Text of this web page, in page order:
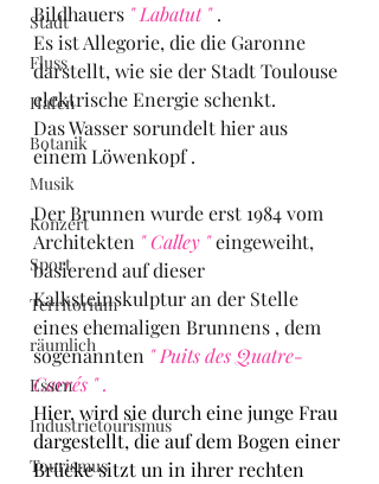
Stadt
Fluss
Hafen
Botanik
Musik
Konzert
Sport
Territorium
räumlich
Essen
Industrietourismus
Tourismus
Bildhauers " Labatut " .
Es ist Allegorie, die die Garonne
darstellt, wie sie der Stadt Toulouse
elektrische Energie schenkt.
Das Wasser sorundelt hier aus
einem Löwenkopf .
Der Brunnen wurde erst 1984 vom
Architekten " Calley " eingeweiht,
basierend auf dieser
Kalksteinskulptur an der Stelle
eines ehemaligen Brunnens , dem
sogenannten " Puits des Quatre-
Carrés " .
Hier, wird sie durch eine junge Frau
dargestellt, die auf dem Bogen einer
Brücke sitzt un in ihrer rechten